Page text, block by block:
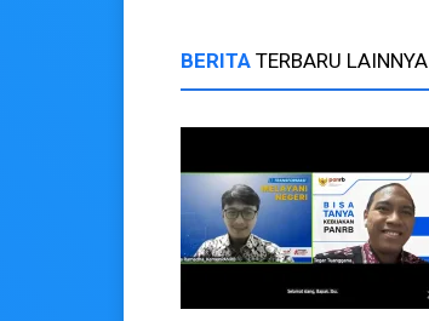
BERITA TERBARU LAINNYA